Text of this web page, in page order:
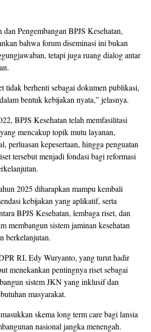
Pengembangan BPJS Kesehatan,
bahwa forum diseminasi ini bukan
tetapi juga ruang dialog antar
tidak berhenti sebagai dokumen publikasi,
bentuk kebijakan nyata,” jelasnya.
BPJS Kesehatan telah memfasilitasi
mencakup topik mutu layanan,
perluasan kepesertaan, hingga penguatan
tersebut menjadi fondasi bagi reformasi
2025 diharapkan mampu kembali
kebijakan yang aplikatif, serta
BPJS Kesehatan, lembaga riset, dan
membangun sistem jaminan kesehatan
berkelanjutan.
RI, Edy Wuryanto, yang turut hadir
menekankan pentingnya riset sebagai
sistem JKN yang inklusif dan
masyarakat.
skema long term care bagi lansia
nasional jangka menengah.